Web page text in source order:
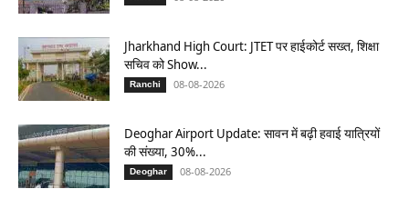
Jharkhand High Court: JTET पर हाईकोर्ट सख्त, शिक्षा
सचिव को Show...
Ranchi 08-08-2026
Deoghar Airport Update: सावन में बढ़ी हवाई यात्रियों
की संख्या, 30%...
Deoghar 08-08-2026